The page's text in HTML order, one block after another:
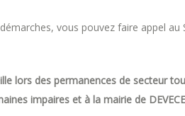
vous pouvez faire appel
lors des permanences de secteur
impaires et à la mairie de